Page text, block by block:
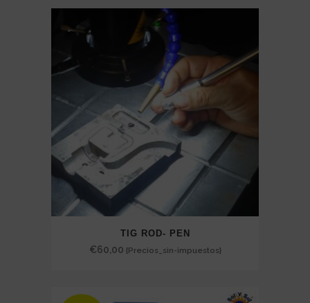
€285,00
TIG ROD- PEN
€60,00 {Precios_sin-impuestos}